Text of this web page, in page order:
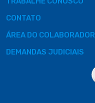
CONTATO
ÁREA DO COLABORADOR
DEMANDAS JUDICIAIS